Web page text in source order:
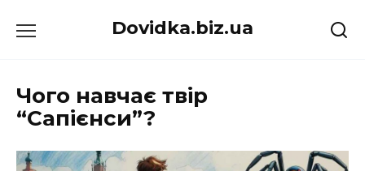
до
Dovidka.biz.ua
Чого навчає твір
“Сапієнси”?